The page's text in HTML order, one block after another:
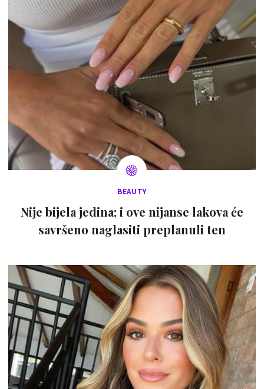
BEAUTY
Nije bijela jedina; i ove nijanse lakova će
savršeno naglasiti preplanuli ten